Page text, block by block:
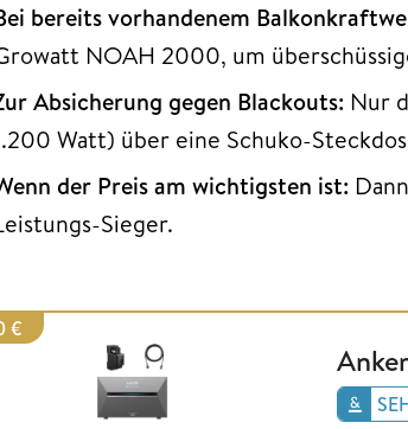
bereits vorhandenem
NOAH 2000, um
Absicherung gegen Blackouts: Nur
Watt) über eine Schuko-
der Preis am wichtigsten ist:
Sieger.
€